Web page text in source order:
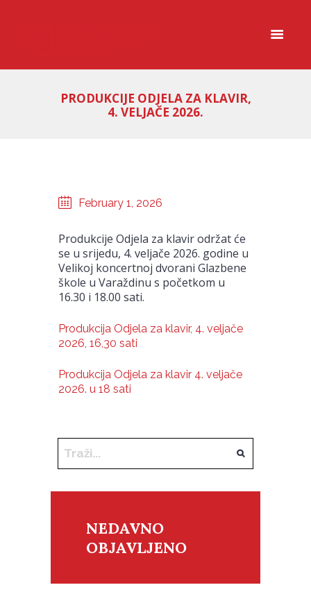
PRODUKCIJE ODJELA ZA KLAVIR,
4. VELJAČE 2026.
February 1, 2026
Produkcije Odjela za klavir održat će
se u srijedu, 4. veljače 2026. godine u
Velikoj koncertnoj dvorani Glazbene
škole u Varaždinu s početkom u
16.30 i 18.00 sati.
Produkcija Odjela za klavir, 4. veljače
2026, 16,30 sati
Produkcija Odjela za klavir 4. veljače
2026. u 18 sati
NEDAVNO
OBJAVLJENO